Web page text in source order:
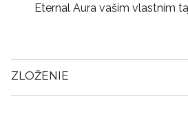
Eternal Aura vaším vlastním
ZLOŽENIE